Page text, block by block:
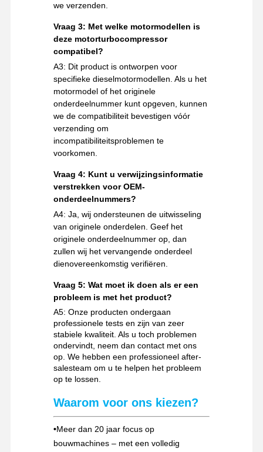
we verzenden.
Vraag 3: Met welke motormodellen is
deze motorturbocompressor
compatibel?
A3: Dit product is ontworpen voor
specifieke dieselmotormodellen. Als u het
motormodel of het originele
onderdeelnummer kunt opgeven, kunnen
we de compatibiliteit bevestigen vóór
verzending om
incompatibiliteitsproblemen te
voorkomen.
Vraag 4: Kunt u verwijzingsinformatie
verstrekken voor OEM-
onderdeelnummers?
A4: Ja, wij ondersteunen de uitwisseling
van originele onderdelen. Geef het
originele onderdeelnummer op, dan
zullen wij het vervangende onderdeel
dienovereenkomstig verifiëren.
Vraag 5: Wat moet ik doen als er een
probleem is met het product?
A5: Onze producten ondergaan
professionele tests en zijn van zeer
stabiele kwaliteit. Als u toch problemen
ondervindt, neem dan contact met ons
op. We hebben een professioneel after-
salesteam om u te helpen het probleem
op te lossen.
Waarom voor ons kiezen?
•Meer dan 20 jaar focus op
bouwmachines – met een volledig